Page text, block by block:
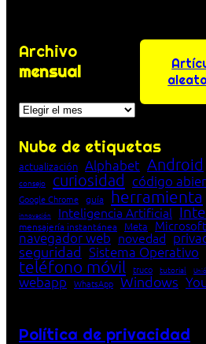
Archivo
mensual
Archivos
Nube de etiquetas
actualización Alphabet Android
consejo
curiosidad código
Google Chrome guía herramienta
innovación Inteligencia Artificial
mensajería instantánea Meta Microsoft
navegador web novedad
seguridad Sistema Operativo
teléfono móvil truco tutorial
webapp WhatsApp Windows
Política de privacidad